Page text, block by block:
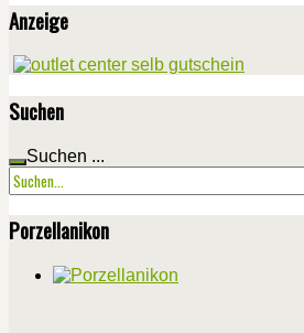
Anzeige
Suchen
Suchen ...
Porzellanikon